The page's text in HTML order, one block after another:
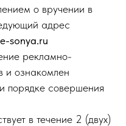
о вручении в
адрес
sonya.ru
рекламно-
и ознакомлен
порядке совершения
в течение 2 (двух)